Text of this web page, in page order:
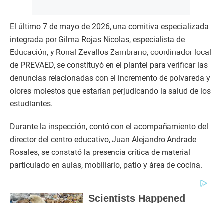
El último 7 de mayo de 2026, una comitiva especializada
integrada por Gilma Rojas Nicolas, especialista de
Educación, y Ronal Zevallos Zambrano, coordinador local
de PREVAED, se constituyó en el plantel para verificar las
denuncias relacionadas con el incremento de polvareda y
olores molestos que estarían perjudicando la salud de los
estudiantes.
Durante la inspección, contó con el acompañamiento del
director del centro educativo, Juan Alejandro Andrade
Rosales, se constató la presencia crítica de material
particulado en aulas, mobiliario, patio y área de cocina.